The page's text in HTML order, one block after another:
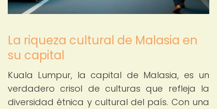
La riqueza cultural de Malasia en
su capital
Kuala Lumpur, la capital de Malasia, es un
verdadero crisol de culturas que refleja la
diversidad étnica y cultural del país. Con una